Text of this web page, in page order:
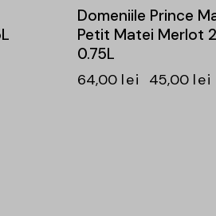
Domeniile Prince
Petit Matei Merlot
0.75L
64,00 lei 45,00 lei